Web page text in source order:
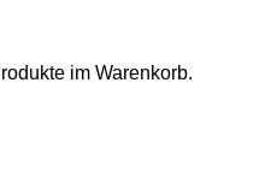
im Warenkorb.